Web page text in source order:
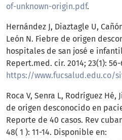
of-unknown-origin.pdf.
Hernández J, Diaztagle U,
León N. Fiebre de origen
hospitales de san josé e
Repert.med. cir. 2014; 23(1):
https://www.fucsalud.edu.co/sites/default/files/201701/
Roca V, Senra L, Rodríguez Hé,
de origen desconocido en
Reporte de 40 casos. Rev
48( 1 ): 11-14. Disponible en: